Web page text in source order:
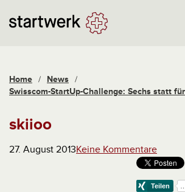
Home / News /
Swisscom-StartUp-Challenge: Sechs statt
skiioo
27. August 2013Keine Kommentare